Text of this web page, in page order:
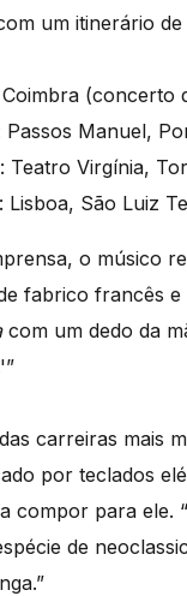
um itinerário
(concerto
Passos Manuel,
Teatro Virgínia,
Lisboa, São Luiz
o músico
fabrico francês
com um dedo da
carreiras mais
por teclados
compor para ele.
de